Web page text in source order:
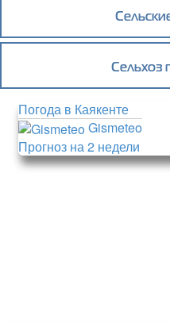
Сельхоз
Погода в Каякенте
Gismeteo
Прогноз на 2 недели